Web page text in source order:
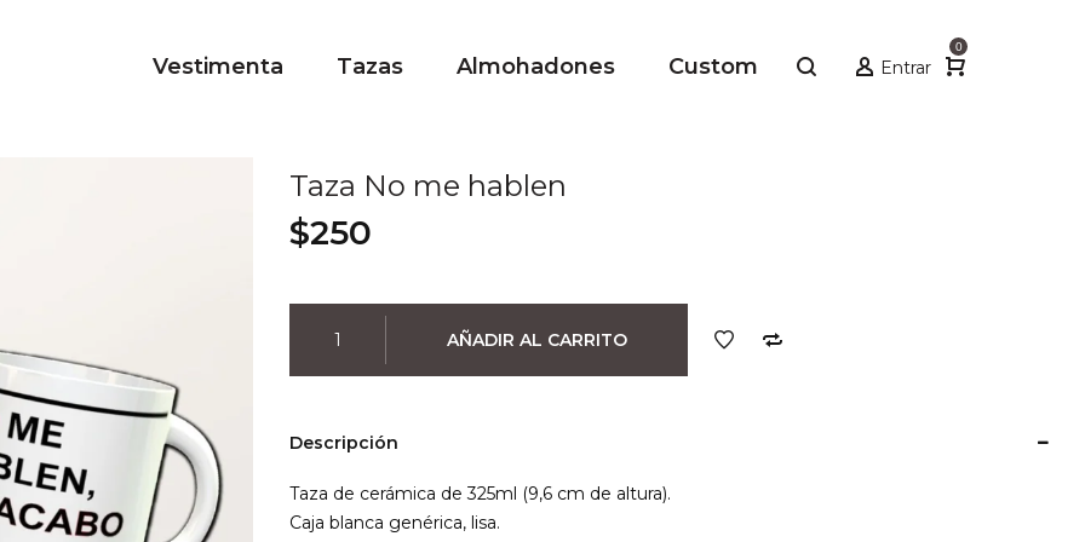
Entrar
0
Vestimenta Tazas Almohadones Custom
Taza No me hablen
$250
me
cantidad
AÑADIR AL CARRITO
Descripción
Taza de cerámica de 325ml (9,6 cm de altura).
Caja blanca genérica, lisa.